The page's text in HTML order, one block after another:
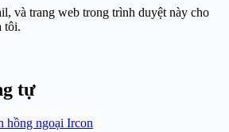
và trang web trong trình duyệt này cho
tôi.
tự